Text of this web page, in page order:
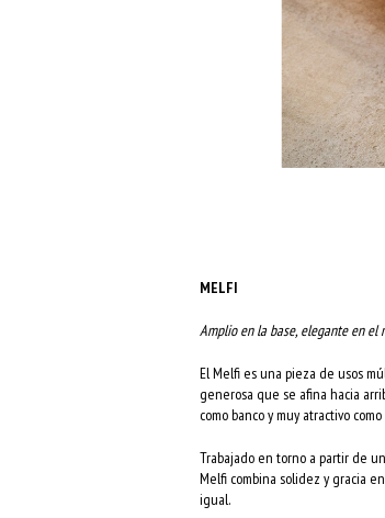
MELFI
Amplio en la base, elegante en el
El Melfi es una pieza de usos
generosa que se afina hacia
como banco y muy atractivo
Trabajado en torno a partir de
Melfi combina solidez y gracia
igual.